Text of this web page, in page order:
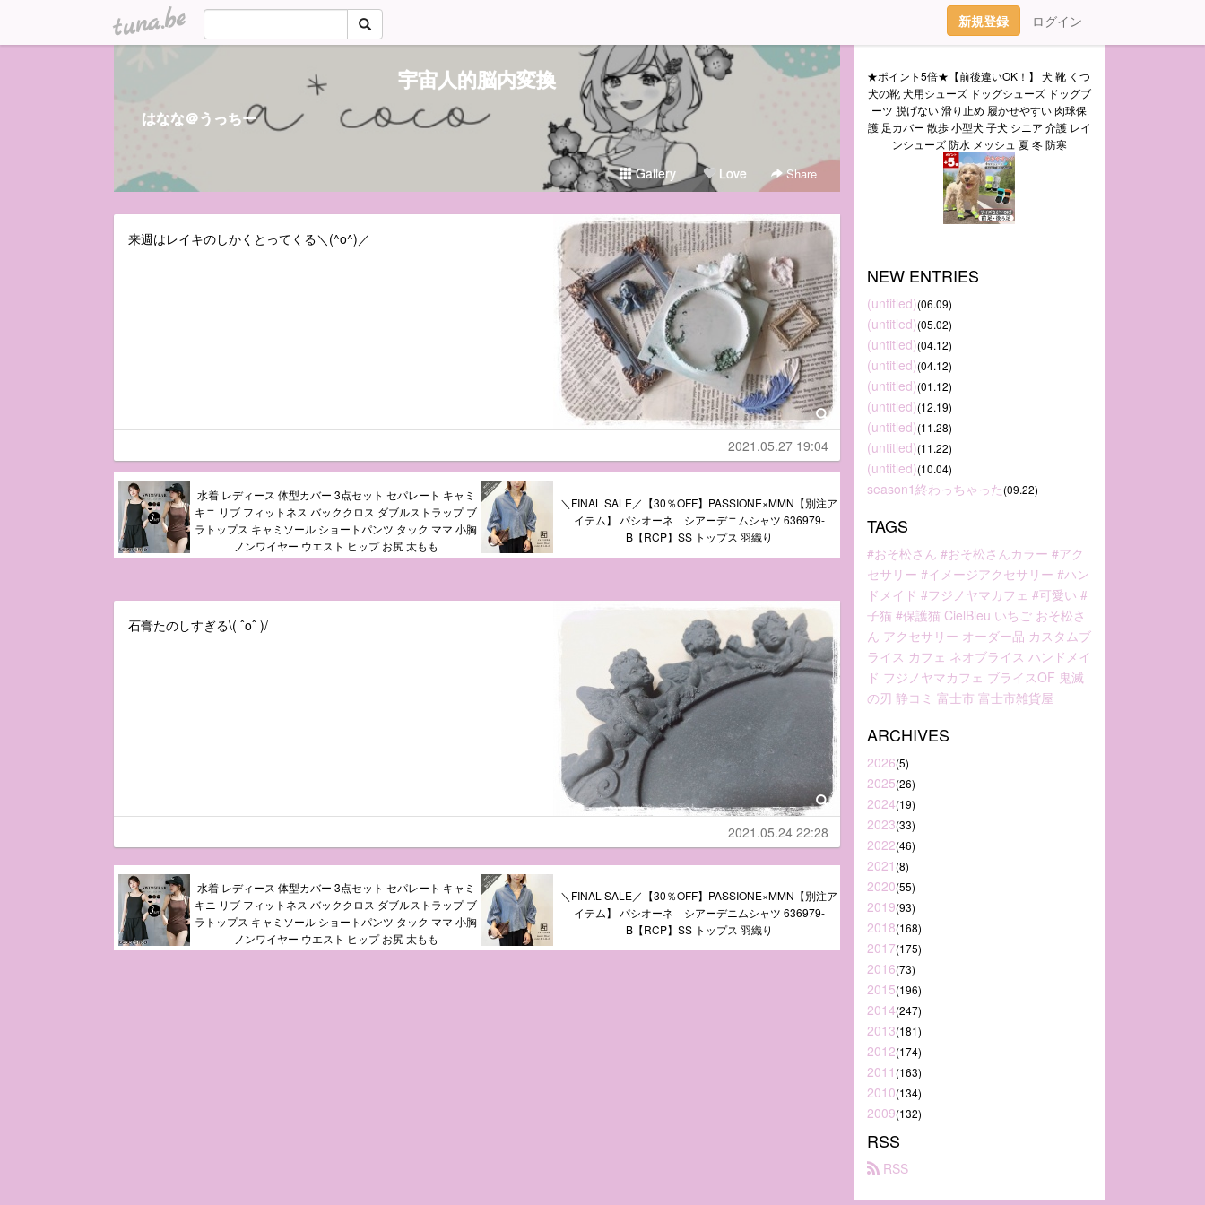
tuna.be 新規登録 ログイン
宇宙人的脳内変換
はなな＠うっちー
Gallery Love Share
来週はレイキのしかくとってくる＼(^o^)／
2021.05.27 19:04
水着 レディース 体型カバー 3点セット セパレート キャミ
キニ リブ フィットネス バッククロス ダブルストラップ ブ
ラトップス キャミソール ショートパンツ タック ママ 小胸
ノンワイヤー ウエスト ヒップ お尻 太もも
＼FINAL SALE／【30％OFF】PASSIONE×MMN【別注ア
イテム】 パシオーネ シアーデニムシャツ 636979-
B【RCP】SS トップス 羽織り
石膏たのしすぎる\( ˆoˆ )/
2021.05.24 22:28
水着 レディース 体型カバー 3点セット セパレート キャミ
キニ リブ フィットネス バッククロス ダブルストラップ ブ
ラトップス キャミソール ショートパンツ タック ママ 小胸
ノンワイヤー ウエスト ヒップ お尻 太もも
＼FINAL SALE／【30％OFF】PASSIONE×MMN【別注ア
イテム】 パシオーネ シアーデニムシャツ 636979-
B【RCP】SS トップス 羽織り
★ポイント5倍★【前後違いOK！】 犬 靴 くつ
犬の靴 犬用シューズ ドッグシューズ ドッグブ
ーツ 脱げない 滑り止め 履かせやすい 肉球保
護 足カバー 散歩 小型犬 子犬 シニア 介護 レイ
ンシューズ 防水 メッシュ 夏 冬 防寒
NEW ENTRIES
(untitled)(06.09)
(untitled)(05.02)
(untitled)(04.12)
(untitled)(04.12)
(untitled)(01.12)
(untitled)(12.19)
(untitled)(11.28)
(untitled)(11.22)
(untitled)(10.04)
season1終わっちゃった(09.22)
TAGS
#おそ松さん #おそ松さんカラー #アク
セサリー #イメージアクセサリー #ハン
ドメイド #フジノヤマカフェ #可愛い #
子猫 #保護猫 CielBleu いちご おそ松さ
ん アクセサリー オーダー品 カスタムブ
ライス カフェ ネオブライス ハンドメイ
ド フジノヤマカフェ ブライスOF 鬼滅
の刃 静コミ 富士市 富士市雑貨屋
ARCHIVES
2026(5)
2025(26)
2024(19)
2023(33)
2022(46)
2021(8)
2020(55)
2019(93)
2018(168)
2017(175)
2016(73)
2015(196)
2014(247)
2013(181)
2012(174)
2011(163)
2010(134)
2009(132)
RSS
RSS